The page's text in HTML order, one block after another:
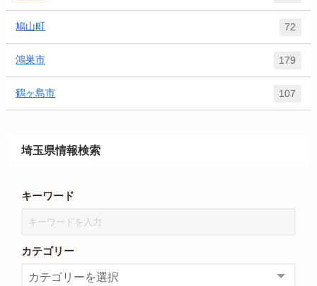
鳩山町 72
鴻巣市 179
鶴ヶ島市 107
埼玉県情報検索
キーワード
カテゴリー